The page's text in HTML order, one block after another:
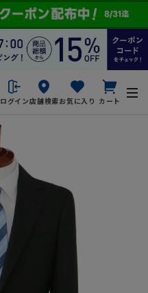
ログイン店舗検索お気に入り カート